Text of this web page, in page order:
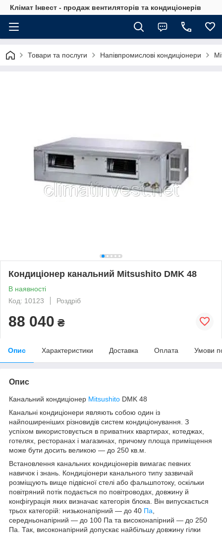
Клімат Інвест - продаж вентиляторів та кондиціонерів
Товари та послуги Напівпромислові кондиціонери
Кондиціонер канальний Mitsushito DMK 48
В наявності
Код: 10123
Роздріб
88 040 ₴
Опис Характеристики Доставка Оплата Умови
Опис
Канальний кондиціонер Mitsushito DMK 48
Канальні кондиціонери являють собою один із
найпоширеніших різновидів систем кондиціонування. З
успіхом використовується в приватних квартирах, котеджах,
готелях, ресторанах і магазинах, причому площа приміщення
може бути досить великою — до 250 кв.м.
Встановлення канальних кондиціонерів вимагає певних
навичок і знань. Кондиціонери канального типу зазвичай
розміщують вище підвісної стелі або фальшпотоку, оскільки
повітряний потік подається по повітроводах, довжину й
конфігурація яких визначає категорія блока. Він випускається
трьох категорій: низьконапірний — до 40 Па
середньонапірний — до 100 Па та високонапірний — до 250
Па. Так, високонапірний допускає найбільшу довжину гілки